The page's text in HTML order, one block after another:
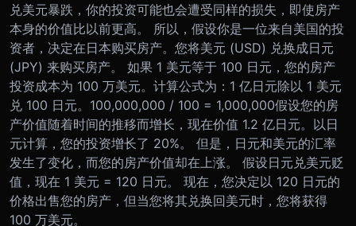
兑美元暴跌，你的投资可能也会遭受同样的损失，即使房产
本身的价值比以前更高。 所以，假设你是一位来自美国的投
资者，决定在日本购买房产。您将美元 (USD) 兑换成日元
(JPY) 来购买房产。 如果 1 美元等于 100 日元，您的房产
投资成本为 100 万美元。计算公式为：1 亿日元除以 1 美元
兑 100 日元。100,000,000 / 100 = 1,000,000假设您的房
产价值随着时间的推移而增长，现在价值 1.2 亿日元。以日
元计算，您的投资增长了 20%。 但是，日元和美元的汇率
发生了变化，而您的房产价值却在上涨。 假设日元兑美元贬
值，现在 1 美元 = 120 日元。 现在，您决定以 120 日元的
价格出售您的房产，但当您将其兑换回美元时，您将获得
100 万美元。